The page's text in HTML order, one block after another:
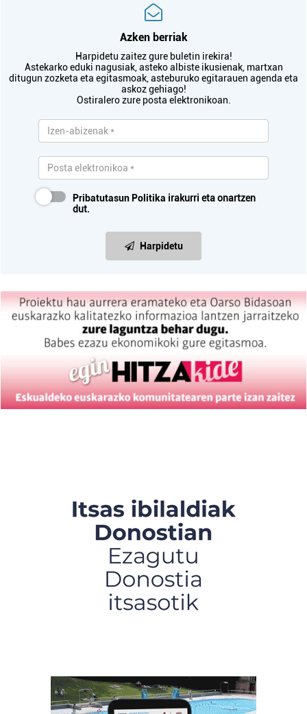
Azken berriak
Harpidetu zaitez gure buletin irekira!
Astekarko eduki nagusiak, asteko albiste ikusienak, martxan
ditugun zozketa eta egitasmoak, asteburuko egitarauen agenda eta
askoz gehiago!
Ostiralero zure posta elektronikoan.
Pribatutasun Politika irakurri eta onartzen
dut.
Harpidetu